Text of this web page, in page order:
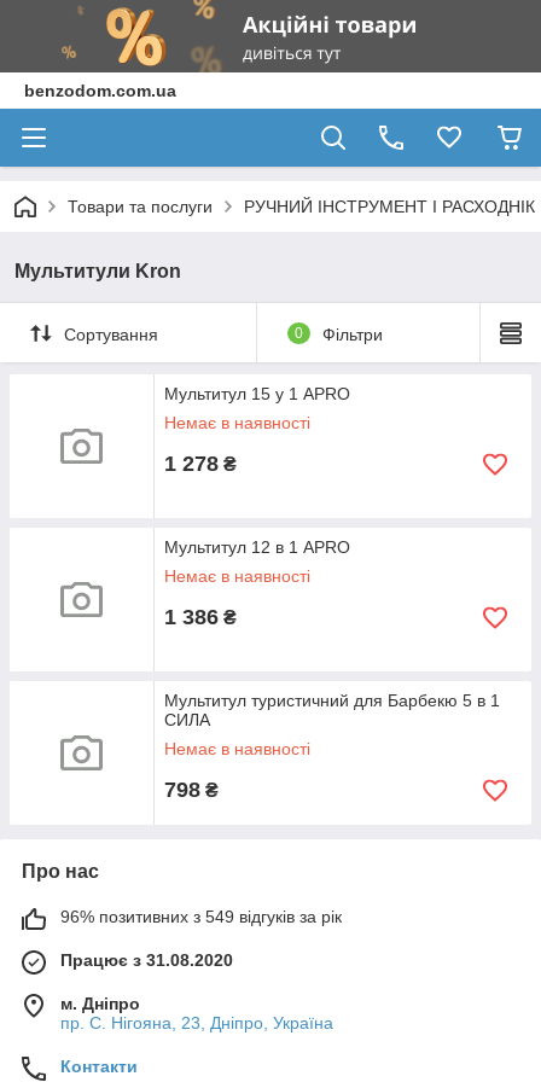
benzodom.com.ua
Товари та послуги РУЧНИЙ ІНСТРУМЕНТ І РАСХОДНІК
Мультитули Kron
Сортування 0 Фільтри
Мультитул 15 у 1 APRO
Немає в наявності
1 278 ₴
Мультитул 12 в 1 APRO
Немає в наявності
1 386 ₴
Мультитул туристичний для Барбекю 5 в 1
СИЛА
Немає в наявності
798 ₴
Про нас
96% позитивних з 549 відгуків за рік
Працює з 31.08.2020
м. Дніпро
пр. С. Нігояна, 23, Дніпро, Україна
Контакти